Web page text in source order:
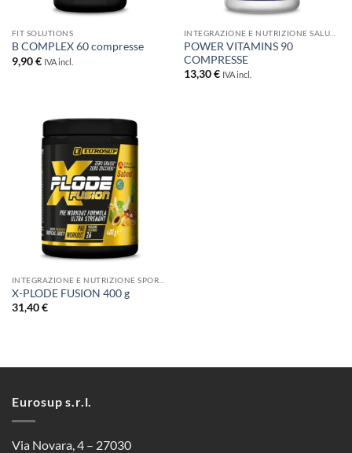
FIT SOLUTIONS
B COMPLEX 60 compresse
9,90€ IVA incl.
POWER VITAMINS 90
COMPRESSE
13,30€ IVA incl.
X-PLODE FUSION 400 g
31,40€
Eurosup s.r.l.
Via Novara, 4 – 27030